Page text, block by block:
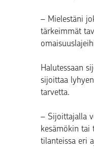
– Mielestäni
tärkeimmät
Halutessaan
sijoittaa
tarvetta.
– Sijoittajalla
kesämökin tai
tilanteissa eri